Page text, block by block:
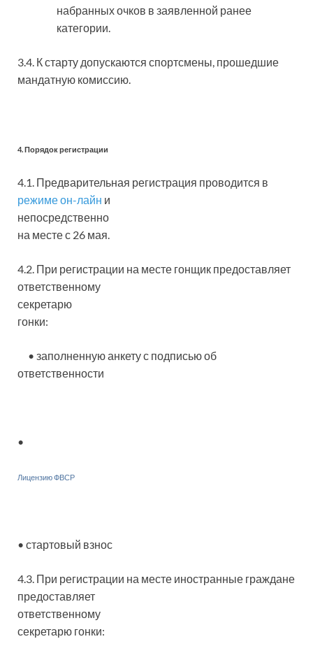
набранных очков в заявленной ранее
категории.
3.4. К старту допускаются спортсмены, прошедшие
мандатную комиссию.
4. Порядок регистрации
4.1. Предварительная регистрация проводится в
режиме он-лайн и
непосредственно
на месте с 26 мая.
4.2. При регистрации на месте гонщик предоставляет
ответственному
секретарю
гонки:
• заполненную анкету с подписью об
ответственности
•
Лицензию ФВСР
• стартовый взнос
4.3. При регистрации на месте иностранные граждане
предоставляет
ответственному
секретарю гонки: